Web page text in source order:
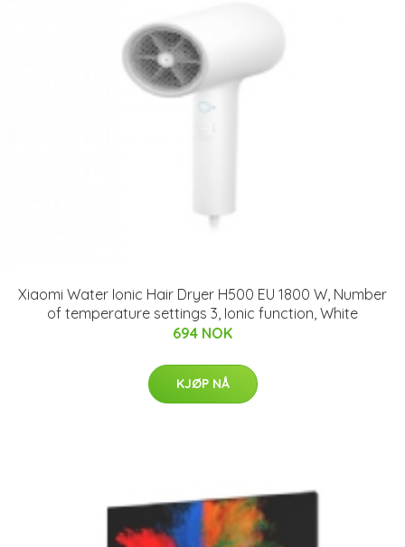
Xiaomi Water Ionic Hair Dryer H500 EU 1800 W, Number
of temperature settings 3, Ionic function, White
694 NOK
KJØP NÅ